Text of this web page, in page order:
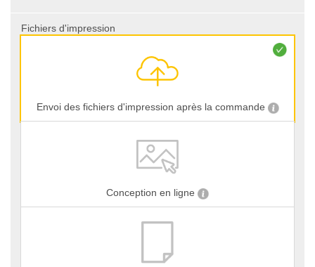
Fichiers d'impression
Envoi des fichiers d'impression après la commande
Conception en ligne